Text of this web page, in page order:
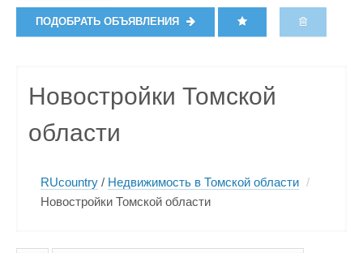
ПОДОБРАТЬ ОБЪЯВЛЕНИЯ
Новостройки Томской
области
RUcountry / Недвижимость в Томской области /
Новостройки Томской области